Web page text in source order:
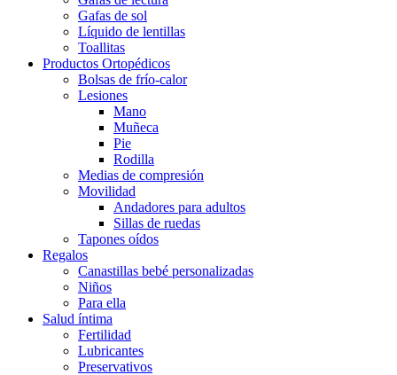
Gafas de sol
Líquido de lentillas
Toallitas
Productos Ortopédicos
Bolsas de frío-calor
Lesiones
Mano
Muñeca
Pie
Rodilla
Medias de compresión
Movilidad
Andadores para adultos
Sillas de ruedas
Tapones oídos
Regalos
Canastillas bebé personalizadas
Niños
Para ella
Salud íntima
Fertilidad
Lubricantes
Preservativos